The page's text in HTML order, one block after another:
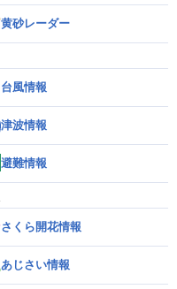
黄砂レーダー
台風情報
津波情報
避難情報
さくら開花情報
あじさい情報